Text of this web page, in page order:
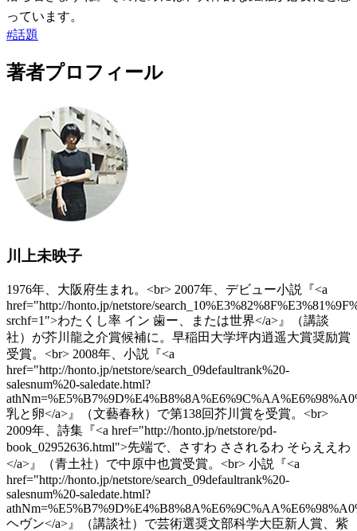
っています。
#話題
著者プロフィール
川上未映子
1976年、大阪府生まれ。<br> 2007年、デビュー小説『<a
href="http://honto.jp/netstore/
srchf=1">わたくし率 イン 歯ー、または世界</a>』（講談
社）が芥川龍之介賞候補に。早稲田大学坪内逍遥大賞奨励賞
受賞。<br> 2008年、小説『<a
href="http://honto.jp/netstore/search_09defaultrank%20-
salesnum%20-saledate.html?
乳と卵</a>』（文藝春秋）で第138回芥川賞を受賞。<br>
2009年、詩集『<a href="http://honto.jp/netstore/pd-
book_02952636.html">先端で、さすわ さされるわ そらええわ
</a>』（青土社）で中原中也賞受賞。<br> 小説『<a
href="http://honto.jp/netstore/search_09defaultrank%20-
salesnum%20-saledate.html?
ヘヴン</a>』（講談社）で芸術選奨文部科学大臣新人賞、紫